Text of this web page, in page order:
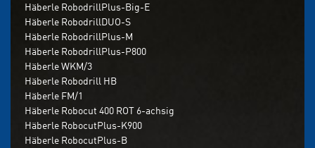
Häberle RobodrillPlus-Big-E
Häberle RobodrillDUO-S
Häberle RobodrillPlus-M
Häberle RobodrillPlus-P800
Häberle WKM/3
Häberle Robodrill HB
Häberle FM/1
Häberle Robocut 400 ROT 6-achsig
Häberle RobocutPlus-K900
Häberle RobocutPlus-B